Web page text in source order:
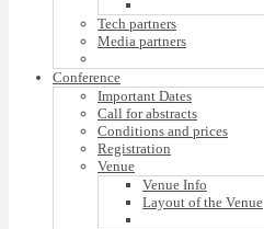
Tech partners
Media partners
Conference
Important Dates
Call for abstracts
Conditions and prices
Registration
Venue
Venue Info
Layout of the Venue